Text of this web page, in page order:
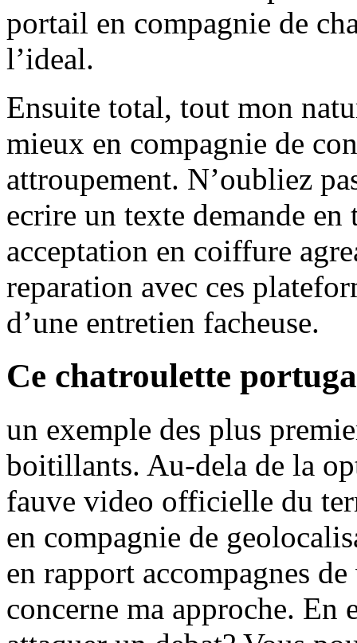
portail en compagnie de
l’ideal.
Ensuite total, tout mon
mieux en compagnie de
attroupement. N’oubliez
ecrire un texte demande en
acceptation en coiffure
reparation avec ces
d’une entretien facheuse.
Ce chatroulette
un exemple des plus
boitillants. Au-dela de la
fauve video officielle du
en compagnie de
en rapport accompagnes
concerne ma approche. En